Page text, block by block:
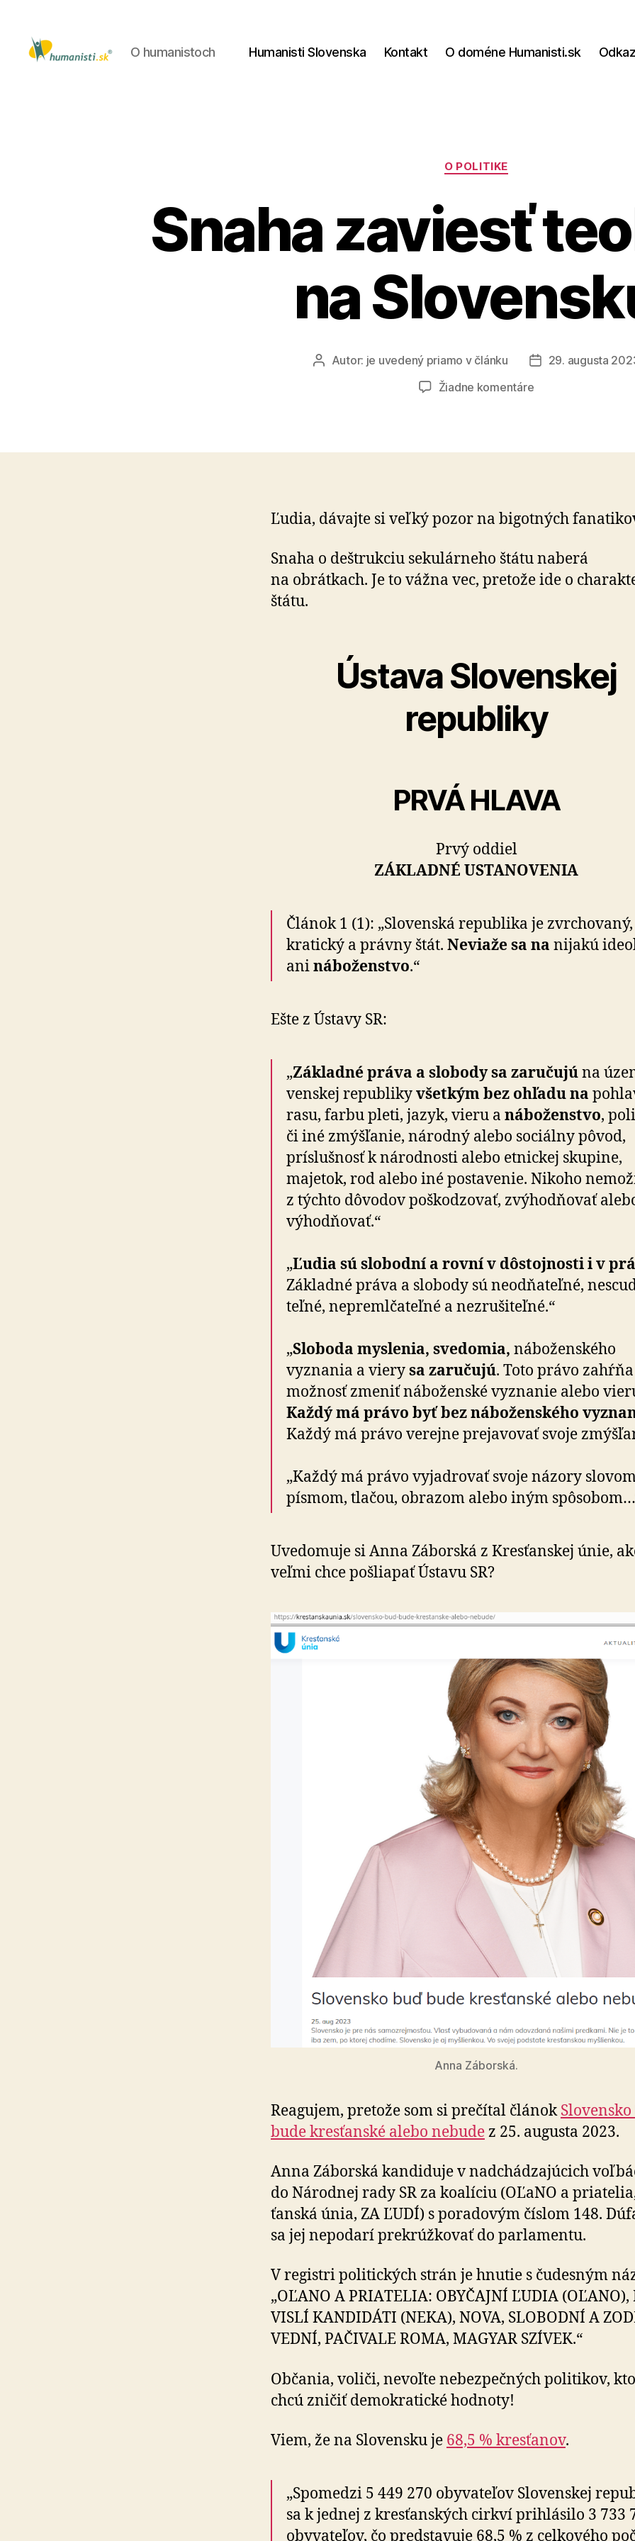
O humanistoch Humanisti Slovenska Kontakt O doméne Humanisti.sk
Kategórie
O POLITIKE
Snaha zaviesť
na
AutorAutor: je uvedený priamo v článku
Dátum29. augusta
Žiadne komentárena
na
Ľudia, dávajte si veľký pozor na bigotných
Snaha o deštrukciu sekulárneho štátu naberá
na obrátkach. Je to vážna vec, pretože ide o
štátu.
Ústava Slovenskej
republiky
PRVÁ HLAVA
Prvý oddiel
ZÁKLADNÉ USTA­NO­VE­NIA
Článok 1 (1): „Slovenská republika je
kra­tický a právny štát. Neviaže sa na ni­ja­kú
aniná­bo­žen­stvo.“
Ešte z Ústavy SR:
„Základné práva a slobody sa zaručujúna
ven­skej re­pub­likyvšetkým bez ohľadu na
rasu, farbu pleti, jazyk, vieru a ná­bo­žen­stvo,
či iné zmýšľanie, národný alebo sociálny pôvod,
príslušnosť k ná­rod­nosti alebo etnickej skupine,
majetok, rod alebo iné posta­venie. Nikoho
z týchto dôvodov poško­dzo­vať, zvý­hod­ňovať
vý­hod­ňovať.“
„Ľudia sú slobodní a rovní v dôstoj­nosti i v
Základné práva a slo­body sú ne­od­ňa­teľné,
teľné, ne­pre­ml­ča­teľné a ne­zru­ši­teľné.“
„Sloboda myslenia, svedomia, ná­bo­žen­ského
vyznania a vierysa za­ru­čujú. Toto právo
možnosť zmeniť ná­bo­žen­ské vyznanie alebo
Každý má právo byť bez ná­bo­žen­ského
Každý má právo verejne pre­ja­vo­vať svoje
„Každý má právo vy­jad­ro­vať svoje názory
písmom, tlačou, obrazom alebo iným
Uvedomuje si Anna Záborská z Kres­ťan­skej únie,
veľmi chce pošliapať Ústavu SR?
Anna Záborská.
Reagujem, pretože som si prečítal článok
bude kres­ťan­ské alebo ne­budez 25. au­gusta 2023.
Anna Záborská kandiduje v nad­chá­dza­jú­cich
do Ná­rod­nej rady SR za koa­líciu (OĽaNO a
ťan­ská únia, ZA ĽUDÍ) s po­ra­do­vým číslom 148.
sa jej ne­po­darí prekrúž­ko­vať do par­la­mentu.
V registri politických strán je hnutie s ču­des­ným
„OĽANO A PRIA­TELIA: OBY­ČAJNÍ ĽUDIA
VISLÍ KAN­DI­DÁTI (NEKA), NOVA, SLO­BODNÍ A
VEDNÍ, PA­ČI­VALE ROMA, MAGYAR SZÍVEK.“
Občania, voliči, nevoľte ne­bez­peč­ných po­li­tikov,
chcú zničiť de­mo­kra­tické hod­noty!
Viem, že na Slo­ven­sku je 68,5 % kres­ťanov.
„Spomedzi 5 449 270 oby­va­teľov Slo­ven­skej
sa k jed­nej z kres­ťan­ských cirkví pri­hlá­silo 3 733
oby­va­teľov, čo pred­sta­vuje 68,5 % z cel­ko­vého